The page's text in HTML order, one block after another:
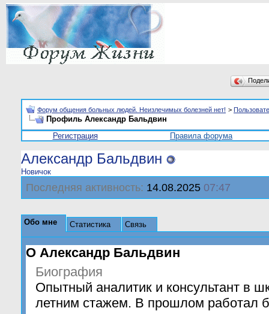
Форум общения больных людей. Неизлечимых болезней нет! >
Профиль Александр Бальдвин
Регистрация
Правила форума
Александр Бальдвин
Новичок
Последняя активность: 14.08.2025 07:47
Обо мне Статистика Связь
О Александр Бальдвин
Биография
Опытный аналитик и консультант в
летним стажем. В прошлом работал